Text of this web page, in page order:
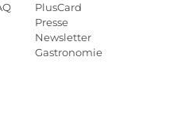
PlusCard
Presse
Newsletter
Gastronomie